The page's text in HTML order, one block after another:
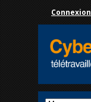
Connexion